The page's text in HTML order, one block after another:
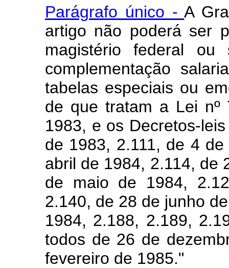
Parágrafo único -A
artigo não poderá ser
magistério federal
complementação
tabelas especiais ou
de que tratam a Lei nº
1983, e os Decretos-
de 1983, 2.111, de 4
abril de 1984, 2.114, de
de maio de 1984,
2.140, de 28 de junho
1984, 2.188, 2.189,
todos de 26 de
fevereiro de 1985."